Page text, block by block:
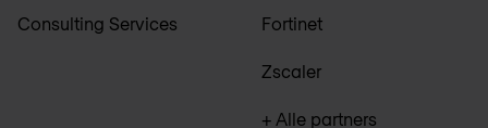
Consulting Services Fortinet
Zscaler
+ Alle partners